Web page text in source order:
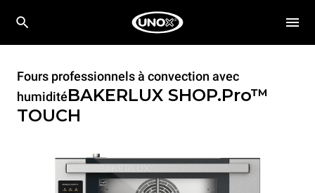
Fours professionnels à convection avec
humiditéBAKERLUX SHOP.Pro™
TOUCH